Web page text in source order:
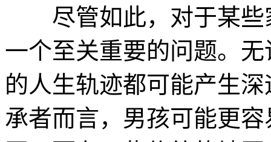
尽管如此，对于某些
一个至关重要的问题。
的人生轨迹都可能产生
承者而言，男孩可能更